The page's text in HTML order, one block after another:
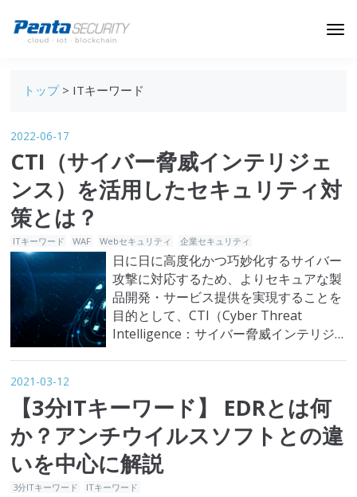
データ保護
セキュリティインサイト
技術ブログ
トップ> ITキーワード
2022-06-17
CTI（サイバー脅威インテリジェ
ンス）を活用したセキュリティ対
策とは？
ITキーワード WAF Webセキュリティ 企業セキュリティ
日に日に高度化かつ巧妙化するサイバー
攻撃に対応するため、よりセキュアな製
品開発・サービス提供を実現することを
目的として、CTI（Cyber Threat
Intelligence：サイバー脅威インテリジ
ついて紹介していきます。 CTI（サイ
バー脅威インテリジェンス）とは？
CTI（サ…
2021-03-12
【3分ITキーワード】 EDRとは何
か？アンチウイルスソフトとの違
いを中心に解説
3分ITキーワード ITキーワード